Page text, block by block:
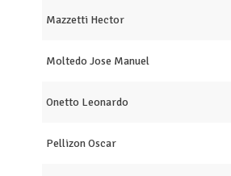
Mazzetti Hector
Moltedo Jose Manuel
Onetto Leonardo
Pellizon Oscar